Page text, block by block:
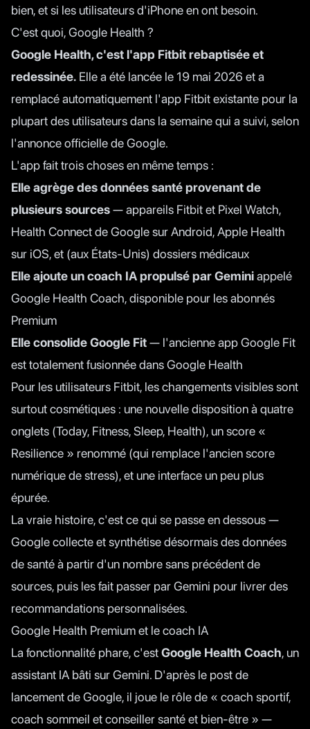
bien, et si les utilisateurs d'iPhone en ont besoin.
C'est quoi, Google Health ?
Google Health, c'est l'app Fitbit rebaptisée et
redessinée. Elle a été lancée le 19 mai 2026 et a
remplacé automatiquement l'app Fitbit existante pour la
plupart des utilisateurs dans la semaine qui a suivi,selon
l'annonce officielle de Google.
L'app fait trois choses en même temps :
Elle agrège des données santé provenant de
plusieurs sources— appareils Fitbit et Pixel Watch,
Health Connect de Google sur Android, Apple Health
sur iOS, et (aux États-Unis) dossiers médicaux
Elle ajoute un coach IA propulsé par Geminiappelé
Google Health Coach, disponible pour les abonnés
Premium
Elle consolide Google Fit— l'ancienne app Google Fit
est totalement fusionnée dans Google Health
Pour les utilisateurs Fitbit, les changements visibles sont
surtout cosmétiques : une nouvelle disposition à quatre
onglets (Today, Fitness, Sleep, Health), un score «
Resilience » renommé (qui remplace l'ancien score
numérique de stress), et une interface un peu plus
épurée.
La vraie histoire, c'est ce qui se passe en dessous —
Google collecte et synthétise désormais des données
de santé à partir d'un nombre sans précédent de
sources, puis les fait passer par Gemini pour livrer des
recommandations personnalisées.
Google Health Premium et le coach IA
La fonctionnalité phare, c'estGoogle Health Coach, un
assistant IA bâti sur Gemini. D'après le post de
lancement de Google, il joue le rôle de « coach sportif,
coach sommeil et conseiller santé et bien-être » —